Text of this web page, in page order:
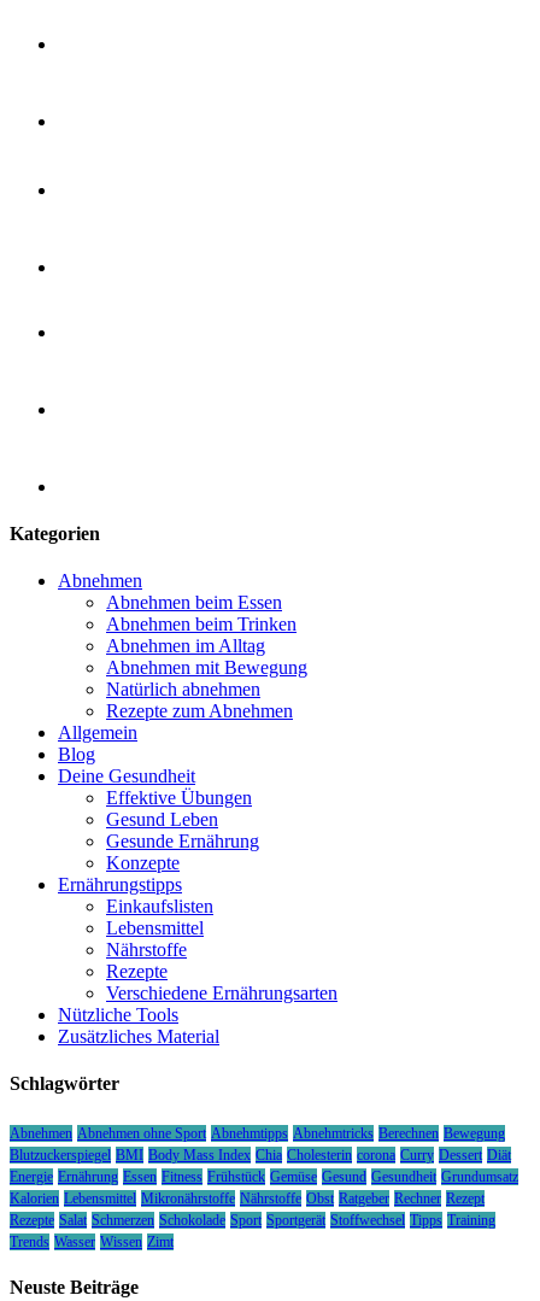
Kategorien
Abnehmen
Abnehmen beim Essen
Abnehmen beim Trinken
Abnehmen im Alltag
Abnehmen mit Bewegung
Natürlich abnehmen
Rezepte zum Abnehmen
Allgemein
Blog
Deine Gesundheit
Effektive Übungen
Gesund Leben
Gesunde Ernährung
Konzepte
Ernährungstipps
Einkaufslisten
Lebensmittel
Nährstoffe
Rezepte
Verschiedene Ernährungsarten
Nützliche Tools
Zusätzliches Material
Schlagwörter
Abnehmen Abnehmen ohne Sport Abnehmtipps Abnehmtricks Berechnen Bewegung
Blutzuckerspiegel BMI Body Mass Index Chia Cholesterin corona Curry Dessert Diät
Energie Ernährung Essen Fitness Frühstück Gemüse Gesund Gesundheit Grundumsatz
Kalorien Lebensmittel Mikronährstoffe Nährstoffe Obst Ratgeber Rechner Rezept
Rezepte Salat Schmerzen Schokolade Sport Sportgerät Stoffwechsel Tipps Training
Trends Wasser Wissen Zimt
Neuste Beiträge